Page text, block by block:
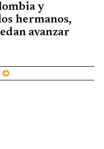
y
hermanos,
avanzar